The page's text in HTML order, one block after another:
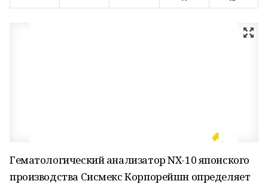
Гематологический анализатор NX-10 японского
производства Сисмекс Корпорейшн определяет